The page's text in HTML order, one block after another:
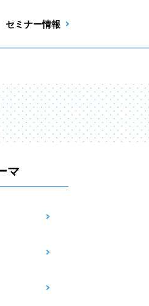
セミナー情報
マ